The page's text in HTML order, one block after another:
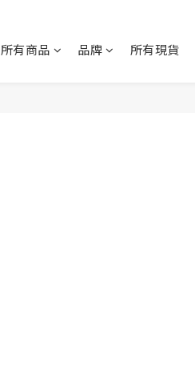
所有商品 品牌 所有現貨